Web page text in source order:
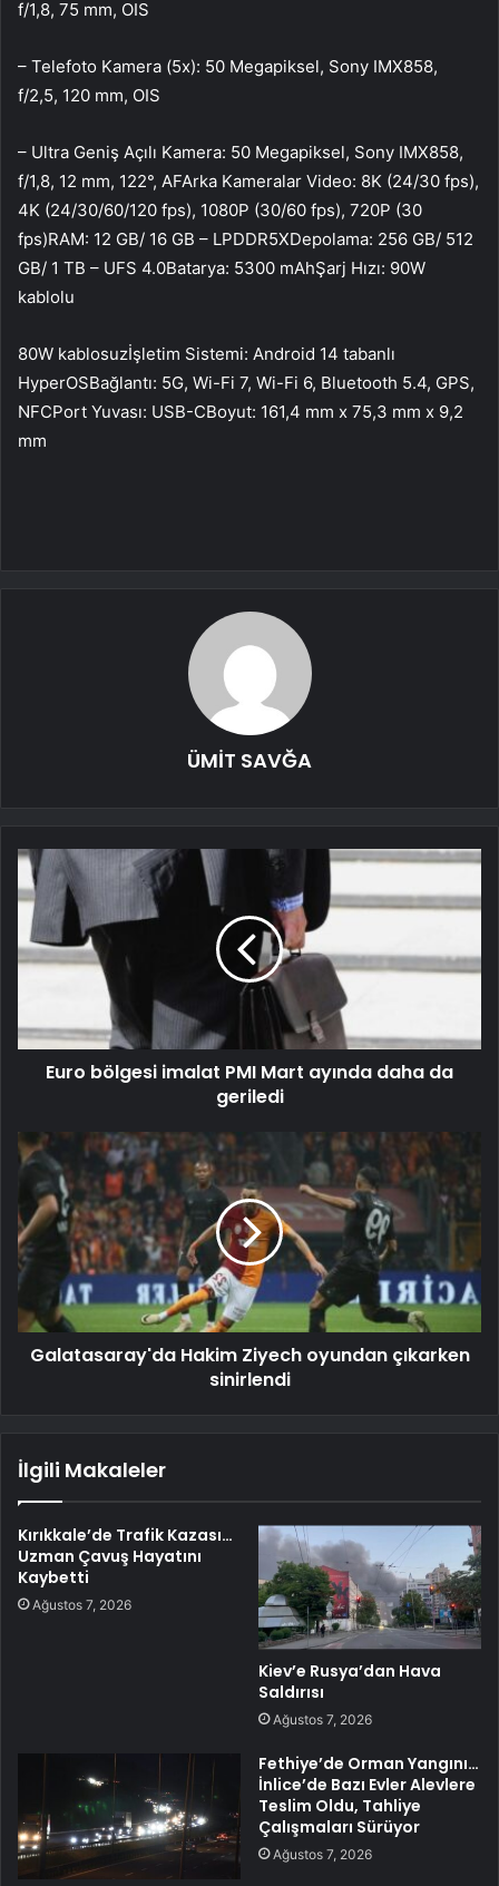
f/1,8, 75 mm, OIS
– Telefoto Kamera (5x): 50 Megapiksel, Sony IMX858,
f/2,5, 120 mm, OIS
– Ultra Geniş Açılı Kamera: 50 Megapiksel, Sony IMX858,
f/1,8, 12 mm, 122°, AFArka Kameralar Video: 8K (24/30 fps),
4K (24/30/60/120 fps), 1080P (30/60 fps), 720P (30
fps)RAM: 12 GB/ 16 GB – LPDDR5XDepolama: 256 GB/ 512
GB/ 1 TB – UFS 4.0Batarya: 5300 mAhŞarj Hızı: 90W
kablolu
80W kablosuzİşletim Sistemi: Android 14 tabanlı
HyperOSBağlantı: 5G, Wi-Fi 7, Wi-Fi 6, Bluetooth 5.4, GPS,
NFCPort Yuvası: USB-CBoyut: 161,4 mm x 75,3 mm x 9,2
mm
ÜMİT SAVĞA
Euro bölgesi imalat PMI Mart ayında daha da
geriledi
Galatasaray'da Hakim Ziyech oyundan çıkarken
sinirlendi
İlgili Makaleler
Kırıkkale’de Trafik Kazası…
Uzman Çavuş Hayatını
Kaybetti
Ağustos 7, 2026
Kiev’e Rusya’dan Hava
Saldırısı
Ağustos 7, 2026
Fethiye’de Orman Yangını…
İnlice’de Bazı Evler Alevlere
Teslim Oldu, Tahliye
Çalışmaları Sürüyor
Ağustos 7, 2026